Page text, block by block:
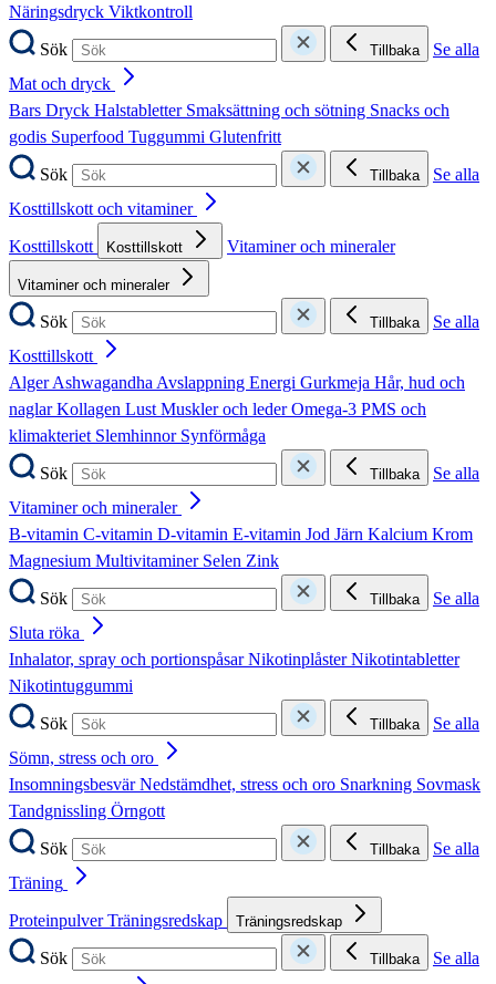
Näringsdryck Viktkontroll
Sök
Tillbaka
Se alla
Mat och dryck
Bars Dryck Halstabletter Smaksättning och sötning Snacks och
godis Superfood Tuggummi Glutenfritt
Sök
Tillbaka
Se alla
Kosttillskott och vitaminer
Kosttillskott
Kosttillskott Vitaminer och mineraler
Vitaminer och mineraler
Sök Tillbaka
Se alla
Kosttillskott
AlgerAshwagandhaAvslappning Energi Gurkmeja Hår, hud och
naglarKollagen LustMuskler och lederOmega-3 PMS och
klimakteriet Slemhinnor Synförmåga
Sök
Tillbaka
Se alla
Vitaminer och mineraler
B-vitamin C-vitamin D-vitamin E-vitamin Jod Järn Kalcium Krom
Magnesium Multivitaminer Selen Zink
Sök
Tillbaka
Se alla
Sluta röka
Inhalator, spray och portionspåsarNikotinplåsterNikotintabletter
Nikotintuggummi
Sök
Tillbaka
Se alla
Sömn, stress och oro
InsomningsbesvärNedstämdhet, stress och oro Snarkning Sovmask
Tandgnissling Örngott
Sök
Tillbaka
Se alla
Träning
ProteinpulverTräningsredskap Träningsredskap
Sök Tillbaka
Se alla